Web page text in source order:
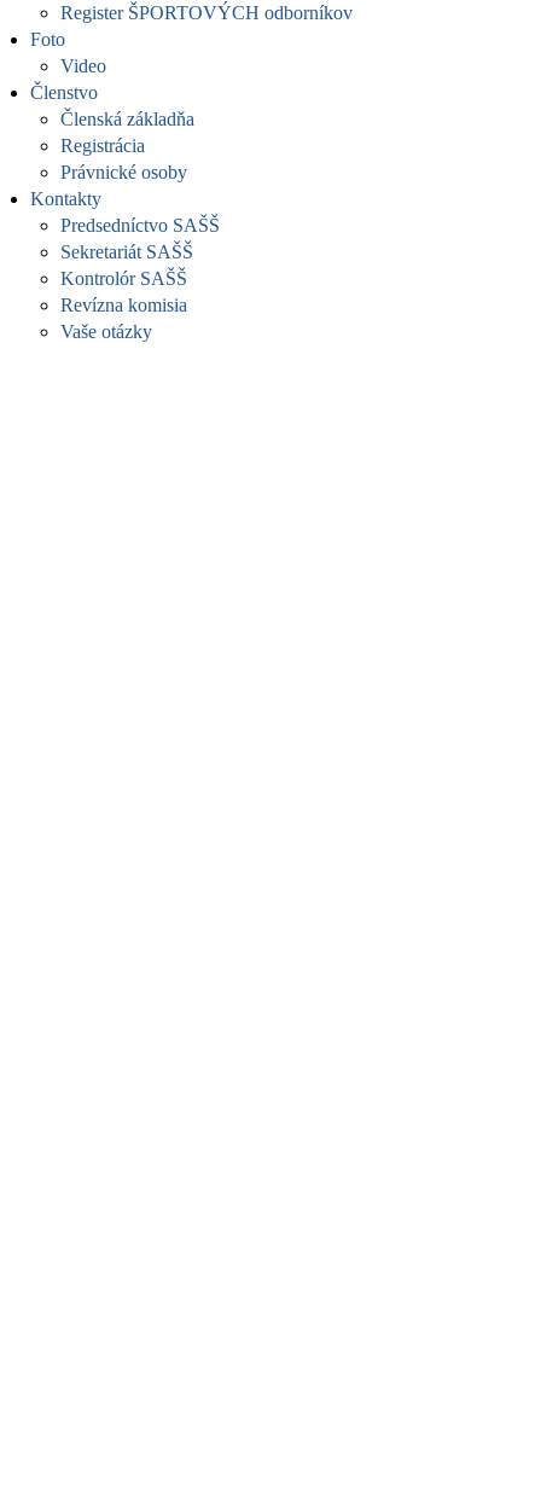
Register ŠPORTOVÝCH odborníkov
Foto
Video
Členstvo
Členská základňa
Registrácia
Právnické osoby
Kontakty
Predsedníctvo SAŠŠ
Sekretariát SAŠŠ
Kontrolór SAŠŠ
Revízna komisia
Vaše otázky